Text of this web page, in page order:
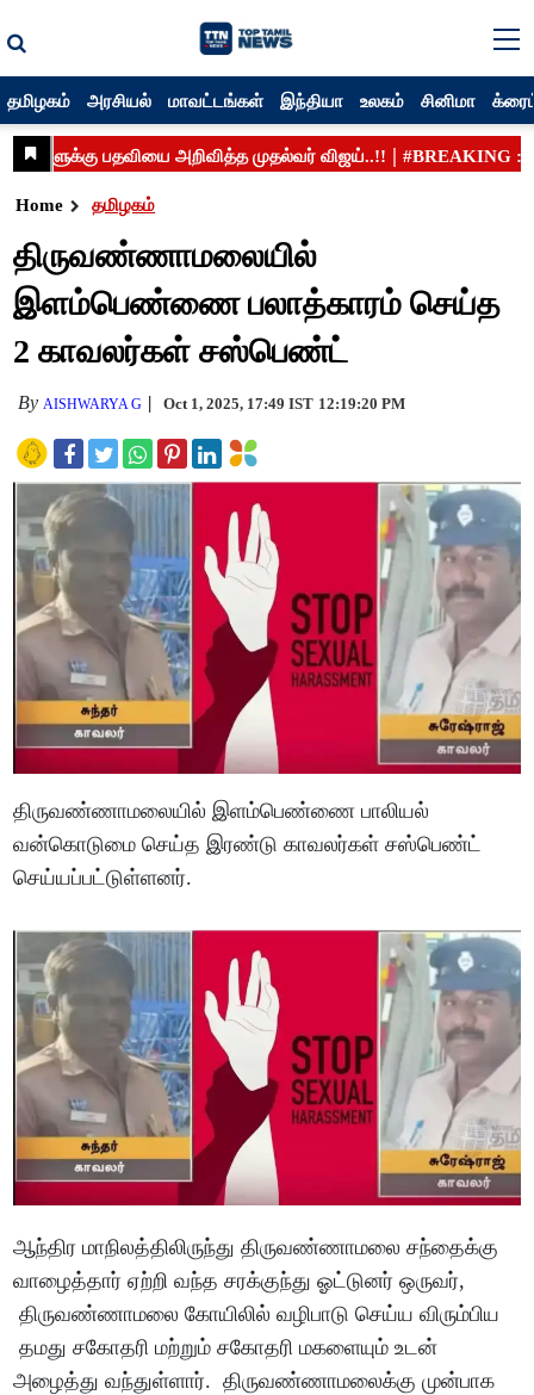
தமிழகம் அரசியல் மாவட்டங்கள் இந்தியா உலகம் சினிமா
Home தமிழகம்
திருவண்ணாமலையில்
இளம்பெண்ணை பலாத்காரம் செய்த
2 காவலர்கள் சஸ்பெண்ட்
By AISHWARYA G Oct 1, 2025, 17:49 IST 12:19:20 PM
திருவண்ணாமலையில் இளம்பெண்ணை பாலியல்
வன்கொடுமை செய்த இரண்டு காவலர்கள் சஸ்பெண்ட்
செய்யப்பட்டுள்ளனர்.
ஆந்திர மாநிலத்திலிருந்து திருவண்ணாமலை சந்தைக்கு
வாழைத்தார் ஏற்றி வந்த சரக்குந்து ஓட்டுனர் ஒருவர்,
திருவண்ணாமலை கோயிலில் வழிபாடு செய்ய விரும்பிய
தமது சகோதரி மற்றும் சகோதரி மகளையும் உடன்
அழைத்து வந்துள்ளார். திருவண்ணாமலைக்கு முன்பாக